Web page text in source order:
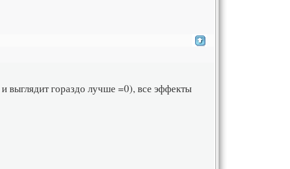
выглядит гораздо лучше =0), все эффекты